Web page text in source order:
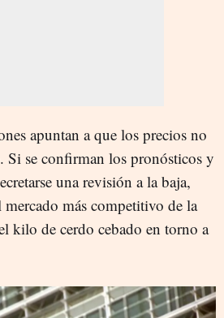
apuntan a que los precios no
Si se confirman los pronósticos y
una revisión a la baja,
mercado más competitivo de la
kilo de cerdo cebado en torno a